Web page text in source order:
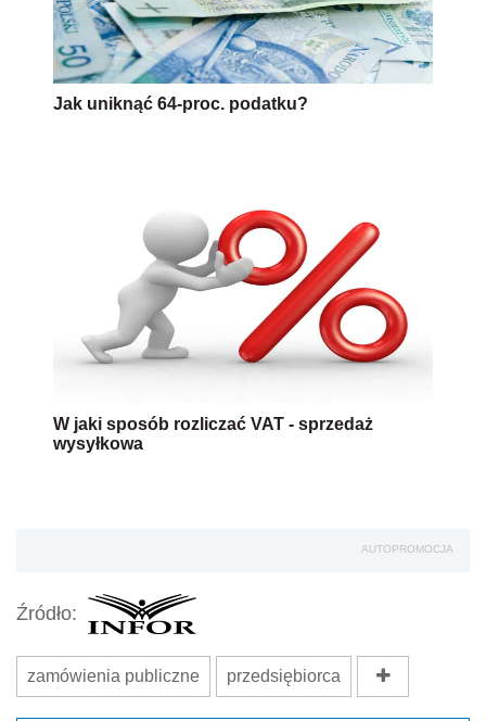
Jak uniknąć 64-proc. podatku?
W jaki sposób rozliczać VAT - sprzedaż
wysyłkowa
AUTOPROMOCJA
Źródło:
zamówienia publiczne przedsiębiorca